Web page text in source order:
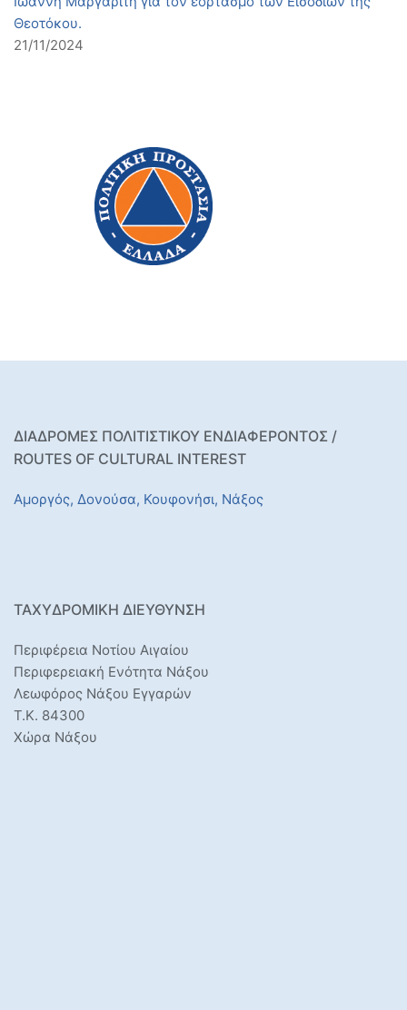
Θεοτόκου.
21/11/2024
ΔΙΑΔΡΟΜΕΣ ΠΟΛΙΤΙΣΤΙΚΟΥ ΕΝΔΙΑΦΕΡΟΝΤΟΣ /
ROUTES OF CULTURAL INTEREST
Αμοργός, Δονούσα, Κουφονήσι, Νάξος
ΤΑΧΥΔΡΟΜΙΚΉ ΔΙΕΎΘΥΝΣΗ
Περιφέρεια Νοτίου Αιγαίου
Περιφερειακή Ενότητα Νάξου
Λεωφόρος Νάξου Εγγαρών
Τ.Κ. 84300
Χώρα Νάξου